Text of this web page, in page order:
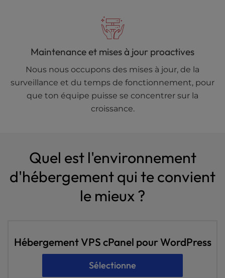
Maintenance et mises à jour proactives
Nous nous occupons des mises à jour, de la
surveillance et du temps de fonctionnement, pour
que ton équipe puisse se concentrer sur la
croissance.
Quel est l'environnement
d'hébergement qui te convient
le mieux ?
Hébergement VPS cPanel pour WordPress
Sélectionne